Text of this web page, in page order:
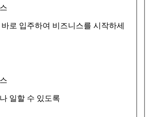
로 입주하여 비즈니스를 시작하세
일할 수 있도록